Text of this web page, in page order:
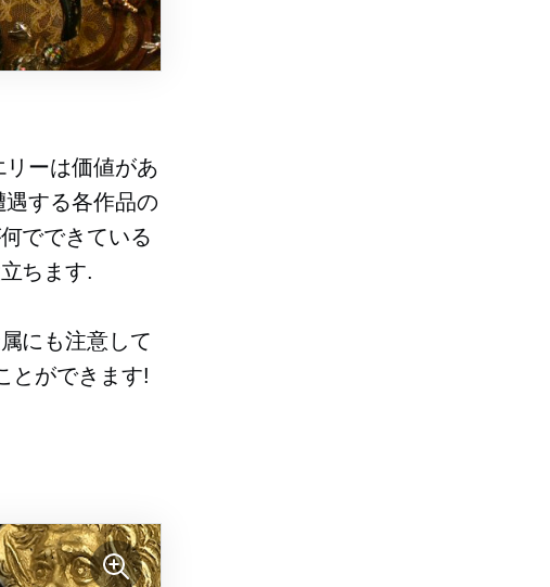
ーは価値があ
する各作品の
でできている
ちます.
にも注意して
とができます!